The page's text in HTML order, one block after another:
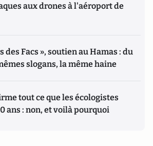
aux drones à l'aéroport de
des Facs », soutien au Hamas : du
slogans, la même haine
tout ce que les écologistes
ans : non, et voilà pourquoi